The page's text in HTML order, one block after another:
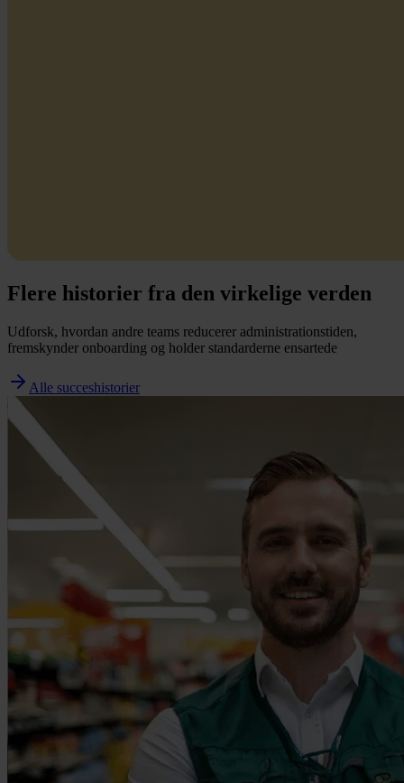
Flere historier fra den virkelige verden
Udforsk, hvordan andre teams reducerer administrationstiden,
fremskynder onboarding og holder standarderne ensartede
Alle succeshistorier